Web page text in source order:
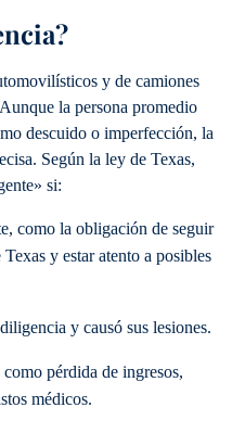
y de camiones
la persona promedio
descuido o imperfección, la
Según la ley de Texas,
si:
como la obligación de seguir
y estar atento a posibles
y causó sus lesiones.
pérdida de ingresos,
médicos.